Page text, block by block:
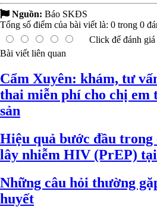
Nguồn: Báo SKĐS
Tổng số điểm của bài viết là: 0 trong 0
Click để đánh
Bài viết liên quan
Cẩm Xuyên: khám, tư
thai miễn phí cho chị em
sản
Hiệu quả bước đầu
lây nhiễm HIV (PrEP)
Những câu hỏi thường
huyết